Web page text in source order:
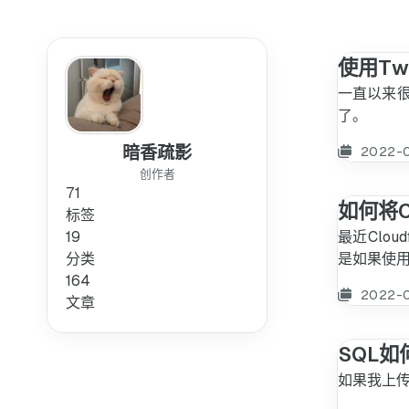
暗香疏影
创作者
71
标签
19
分类
164
文章
使用
一直以来
了。
如何将
最近
是如果使
2022-
SQL如
如果我上